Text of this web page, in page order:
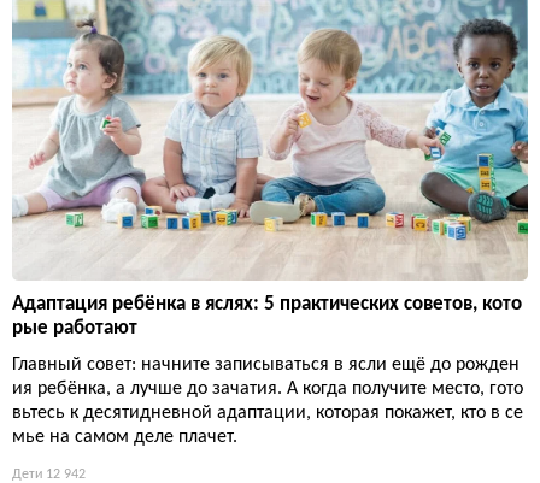
Адаптация ребёнка в яслях: 5 практических советов, кото
рые работают
Главный совет: начните записываться в ясли ещё до рожден
ия ребёнка, а лучше до зачатия. А когда получите место, гото
вьтесь к десятидневной адаптации, которая покажет, кто в се
мье на самом деле плачет.
Дети 12 942